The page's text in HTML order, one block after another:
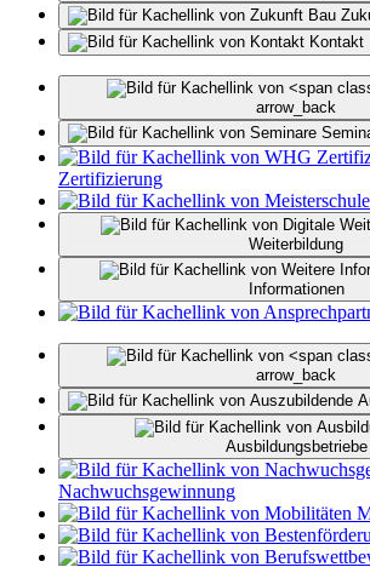
Kontakt
arrow_back
Zertifizierung
Weiterbildung
Informationen
arrow_back
Ausbildungsbetriebe
Nachwuchsgewinnung